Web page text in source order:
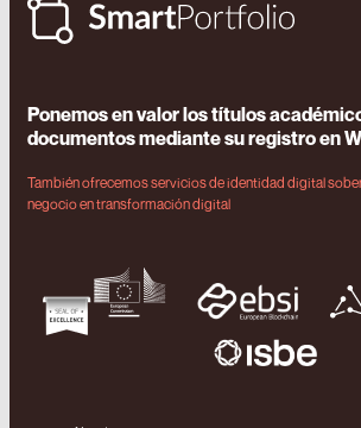
Ponemos en valor los títulos
documentos mediante su registro en
También ofrecemos servicios de identidad digital
negocio en transformación digital